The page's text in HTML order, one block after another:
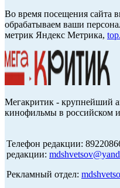
Во время посещения сайта
обрабатываем ваши
метрик Яндекс Метрика,
Мегакритик - крупнейший
кинофильмы в российском
Телефон редакции:
редакции:
Рекламный отдел: